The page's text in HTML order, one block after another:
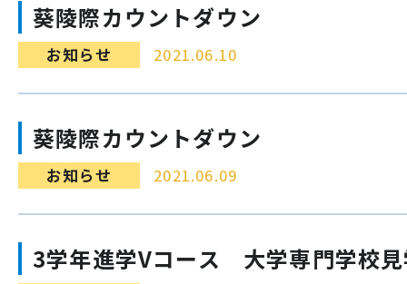
葵陵際カウントダウン
お知らせ 2021.06.10
葵陵際カウントダウン
お知らせ 2021.06.09
3学年進学Vコース 大学専門学校